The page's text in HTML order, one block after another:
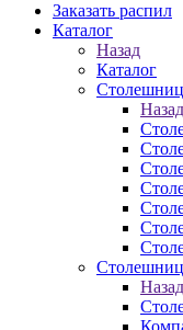
Заказать распил
Каталог
Назад
Каталог
Назад
Назад